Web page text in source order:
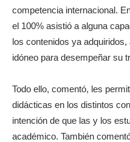
competencia internacional.
el 100% asistió a alguna
los contenidos ya
idóneo para desempeñar su
Todo ello, comentó, les
didácticas en los distintos
intención de que las y los
académico. También